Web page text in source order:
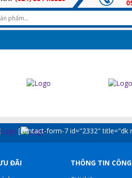
[contact-form-7 id="2332" title="dk
ĐÃI THÔNG TIN